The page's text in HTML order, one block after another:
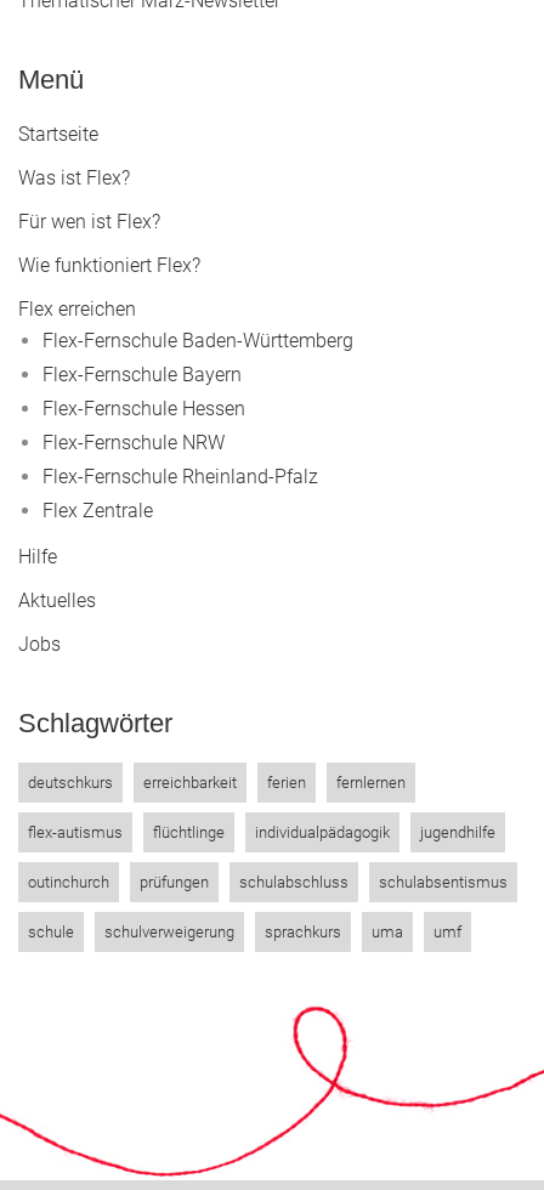
Menü
Startseite
Was ist Flex?
Für wen ist Flex?
Wie funktioniert Flex?
Flex erreichen
Flex-Fernschule Baden-Württemberg
Flex-Fernschule Bayern
Flex-Fernschule Hessen
Flex-Fernschule NRW
Flex-Fernschule Rheinland-Pfalz
Flex Zentrale
Hilfe
Aktuelles
Jobs
Schlagwörter
deutschkurs erreichbarkeit ferien fernlernen
flex-autismus flüchtlinge individualpädagogik jugendhilfe
outinchurch prüfungen schulabschluss schulabsentismus
schule schulverweigerung sprachkurs uma umf